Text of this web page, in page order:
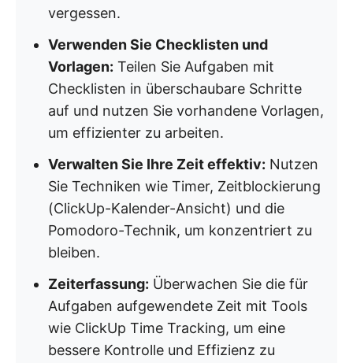
vergessen.
Verwenden Sie Checklisten und
Vorlagen: Teilen Sie Aufgaben mit
Checklisten in überschaubare Schritte
auf und nutzen Sie vorhandene Vorlagen,
um effizienter zu arbeiten.
Verwalten Sie Ihre Zeit effektiv: Nutzen
Sie Techniken wie Timer, Zeitblockierung
(ClickUp-Kalender-Ansicht) und die
Pomodoro-Technik, um konzentriert zu
bleiben.
Zeiterfassung: Überwachen Sie die für
Aufgaben aufgewendete Zeit mit Tools
wie ClickUp Time Tracking, um eine
bessere Kontrolle und Effizienz zu